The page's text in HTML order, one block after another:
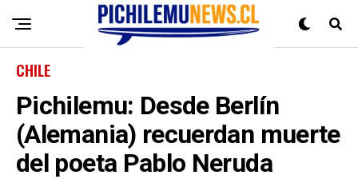
CHILE
Pichilemu: Desde Berlín
(Alemania) recuerdan muerte
del poeta Pablo Neruda